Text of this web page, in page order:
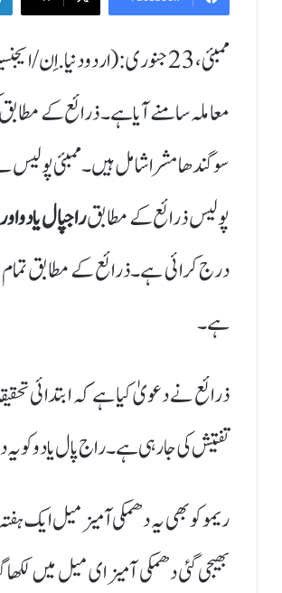
معاملہ سامنے آیا ہے۔ ذرائع کے
سوگندھا مشرا شامل ہیں۔ ممبئی
پولیس ذرائع کے مطابقراجپال یادو
درج کرائی ہے۔ذرائع کے مطابق تمام
ہے۔
ذرائع نے دعویٰ کیا ہے کہ ابتدائی
تفتیش کی جا رہی ہے۔راج پال یادو کو یہ دھمکی آمیز میل 14 دسمبر کو موصول ہوئی،
ریمو کو بھی یہ دھمکی آمیز میل ایک
بھیجی گئی دھمکی آمیز ای میل میں